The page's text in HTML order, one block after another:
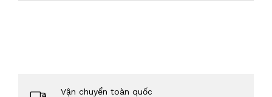
Vận chuyển toàn quốc